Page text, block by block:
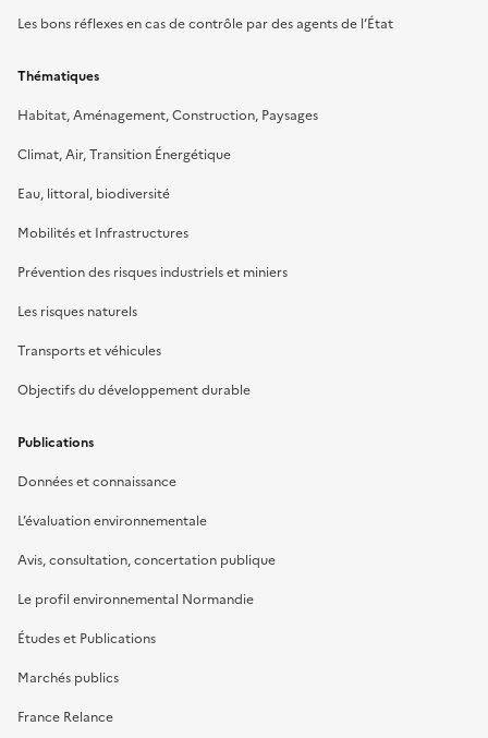
Les bons réflexes en cas de contrôle par des agents de l’État
Thématiques
Habitat, Aménagement, Construction, Paysages
Climat, Air, Transition Énergétique
Eau, littoral, biodiversité
Mobilités et Infrastructures
Prévention des risques industriels et miniers
Les risques naturels
Transports et véhicules
Objectifs du développement durable
Publications
Données et connaissance
L’évaluation environnementale
Avis, consultation, concertation publique
Le profil environnemental Normandie
Études et Publications
Marchés publics
France Relance